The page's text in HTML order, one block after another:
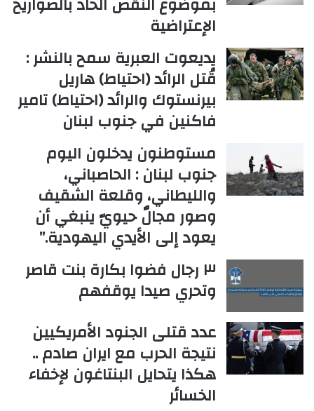
الإعتراضية
يديعوت العبرية سمح بالنشر :
قُتل الرائد (احتياط) هاريل
بيرنستوك والرائد (احتياط) تامير
فاكنين في جنوب لبنان
مستوطنون يدخلون اليوم
جنوب لبنان : الحاصباني،
والليطاني، وقلعة الشقيف
وصور مجالٌ حيويّ ينبغي أن
يعود إلى الأيدي اليهودية.”
٣ رجال فضوا بكارة بنت قاصر
وتحري صيدا يوقفهم
عدد قتلى الجنود الأمريكيين
نتيجة الحرب مع ايران صادم ..
هكذا يتحايل البنتاغون لإخفاء
الخسائر